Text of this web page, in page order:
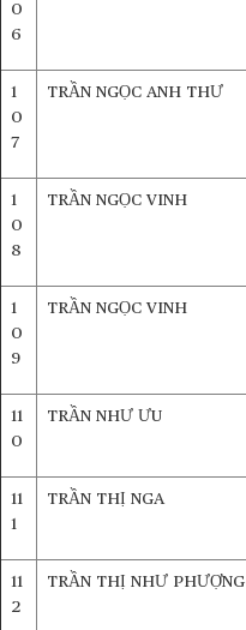
0
6
1
0
7
TRẦN NGỌC ANH THƯ
1
0
8
TRẦN NGỌC VINH
1
0
9
TRẦN NGỌC VINH
11
0
TRẦN NHƯ ƯU
11
1
TRẦN THỊ NGA
11
2
TRẦN THỊ NHƯ PHƯỢNG